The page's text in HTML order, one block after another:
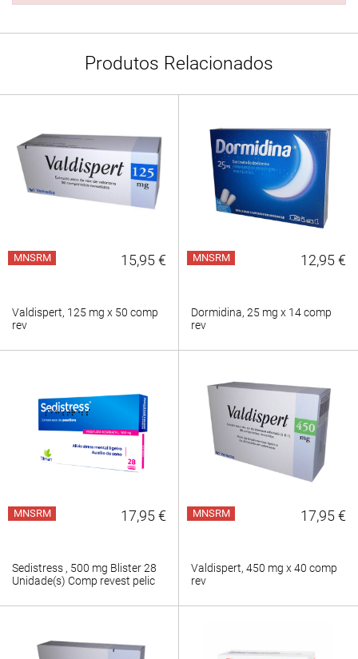
Produtos Relacionados
MNSRM 15,95 €
Valdispert, 125 mg x 50 comp
rev
MNSRM 12,95 €
Dormidina, 25 mg x 14 comp
rev
MNSRM 17,95 €
Sedistress , 500 mg Blister 28
Unidade(s) Comp revest pelic
MNSRM 17,95 €
Valdispert, 450 mg x 40 comp
rev